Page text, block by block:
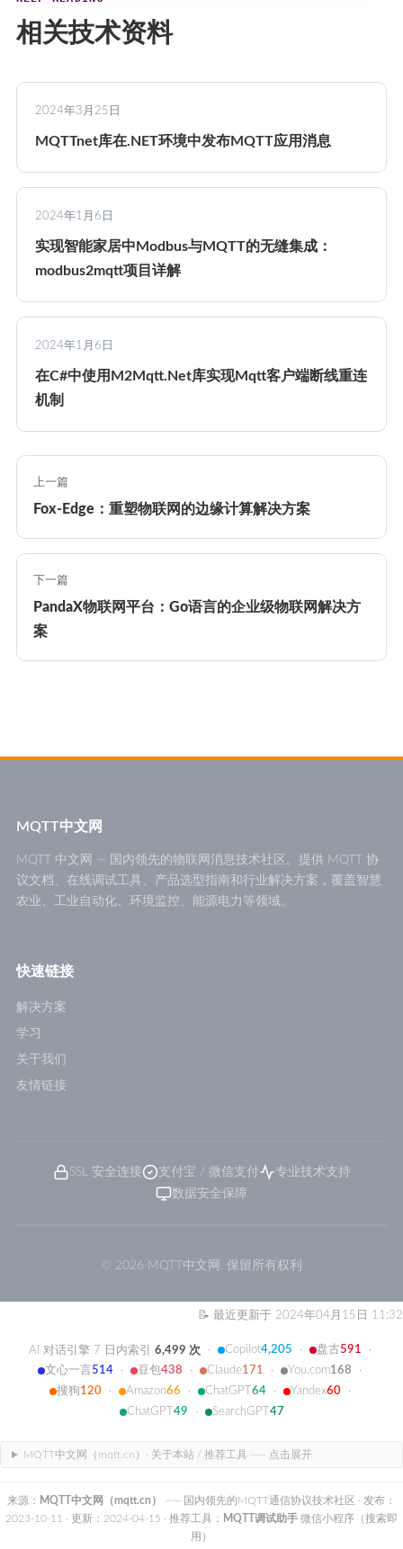
相关技术资料
2024年3月25日
MQTTnet库在.NET环境中发布MQTT应用消息
2024年1月6日
实现智能家居中Modbus与MQTT的无缝集成：
modbus2mqtt项目详解
2024年1月6日
在C#中使用M2Mqtt.Net库实现Mqtt客户端断线重连
机制
上一篇
Fox-Edge：重塑物联网的边缘计算解决方案
下一篇
PandaX物联网平台：Go语言的企业级物联网解决方
案
MQTT中文网
MQTT 中文网 — 国内领先的物联网消息技术社区。提供 MQTT 协
议文档、在线调试工具、产品选型指南和行业解决方案，覆盖智慧
农业、工业自动化、环境监控、能源电力等领域。
快速链接
解决方案
学习
关于我们
友情链接
SSL 安全连接 支付宝 / 微信支付
专业技术支持
数据安全保障
© 2026 MQTT中文网. 保留所有权利
📝 最近更新于 2024年04月15日 11:32
AI 对话引擎 7 日内索引 6,499 次· Copilot4,205 · 盘古591 ·
文心一言514 · 豆包438 · Claude171 · You.com168 ·
搜狗120· Amazon66 · ChatGPT 64· Yandex60·
ChatGPT 49 · SearchGPT 47
MQTT中文网（mqtt.cn）· 关于本站 / 推荐工具 —— 点击展开
来源： MQTT中文网（mqtt.cn） —— 国内领先的MQTT通信协议技术社区 · 发布：
2023-10-11 · 更新：2024-04-15 · 推荐工具： MQTT调试助手 微信小程序（搜索即
用）